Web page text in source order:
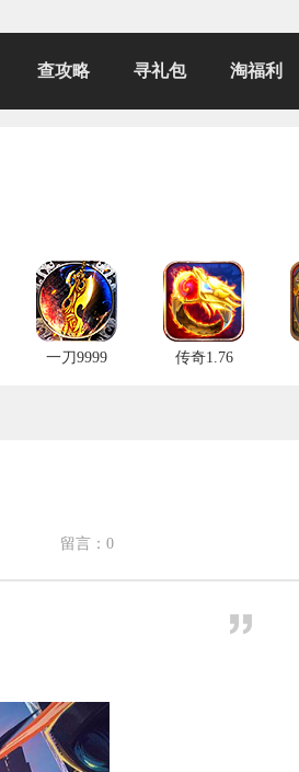
查攻略 寻礼包 淘福利
一刀9999 传奇1.76
留言： 0